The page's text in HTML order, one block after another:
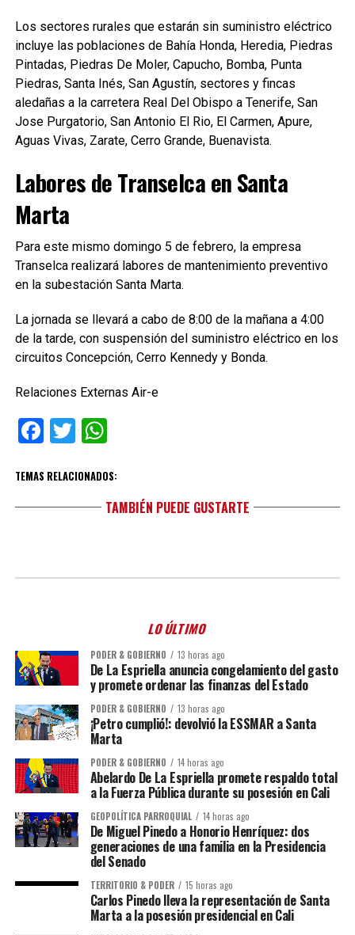
Los sectores rurales que estarán sin suministro eléctrico
incluye las poblaciones de Bahía Honda, Heredia, Piedras
Pintadas, Piedras De Moler, Capucho, Bomba, Punta
Piedras, Santa Inés, San Agustín, sectores y fincas
aledañas a la carretera Real Del Obispo a Tenerife, San
Jose Purgatorio, San Antonio El Rio, El Carmen, Apure,
Aguas Vivas, Zarate, Cerro Grande, Buenavista.
Labores de Transelca en Santa
Marta
Para este mismo domingo 5 de febrero, la empresa
Transelca realizará labores de mantenimiento preventivo
en la subestación Santa Marta.
La jornada se llevará a cabo de 8:00 de la mañana a 4:00
de la tarde, con suspensión del suministro eléctrico en los
circuitos Concepción, Cerro Kennedy y Bonda.
Relaciones Externas Air-e
Facebook
TwitterWhatsApp
TEMAS RELACIONADOS:
TAMBIÉN PUEDE GUSTARTE
LO ÚLTIMO
PODER & GOBIERNO 13 horas ago
De La Espriella anuncia congelamiento del gasto
y promete ordenar las finanzas del Estado
PODER & GOBIERNO 13 horas ago
¡Petro cumplió!: devolvió la ESSMAR a Santa
Marta
PODER & GOBIERNO 14 horas ago
Abelardo De La Espriella promete respaldo total
a la Fuerza Pública durante su posesión en Cali
GEOPOLÍTICA PARROQUIAL 14 horas ago
De Miguel Pinedo a Honorio Henríquez: dos
generaciones de una familia en la Presidencia
del Senado
TERRITORIO & PODER 15 horas ago
Carlos Pinedo lleva la representación de Santa
Marta a la posesión presidencial en Cali